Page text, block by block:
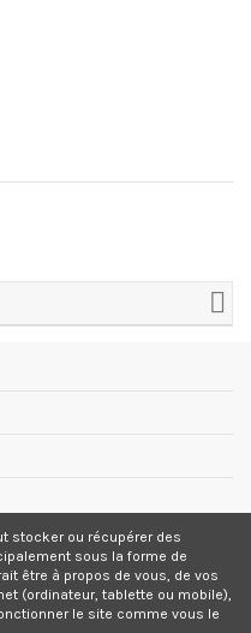
TTC
stocker ou récupérer des
sous la forme de
être à propos de vous, de vos
(ordinateur, tablette ou mobile),
le site comme vous le